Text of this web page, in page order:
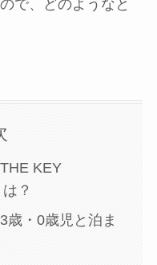
で、どのようなと
KEY
？
歳・0歳児と泊ま